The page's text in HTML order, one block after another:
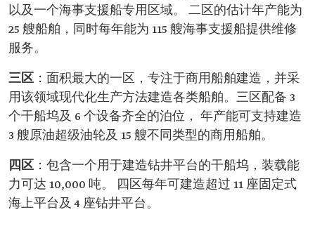
以及一个海事支援船专用区域。 二区的估计年产能为
25 艘船舶，同时每年能为 115 艘海事支援船提供维修
服务。
三区 ：面积最大的一区，专注于商用船舶建造，并采
用该领域现代化生产方法建造各类船舶。三区配备 3
个干船坞及 6 个设备齐全的泊位， 年产能可支持建造
3 艘原油超级油轮及 15 艘不同类型的商用船舶。
四区 ：包含一个用于建造钻井平台的干船坞，装载能
力可达 10,000 吨。 四区每年可建造超过 11 座固定式
海上平台及 4 座钻井平台。